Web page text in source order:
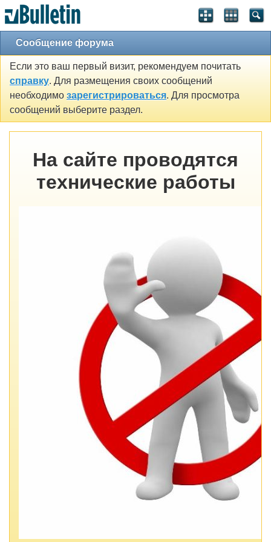
Сообщение форума
Если это ваш первый визит, рекомендуем почитать
справку. Для размещения своих сообщений
необходимо зарегистрироваться. Для просмотра
сообщений выберите раздел.
На сайте проводятся
технические работы